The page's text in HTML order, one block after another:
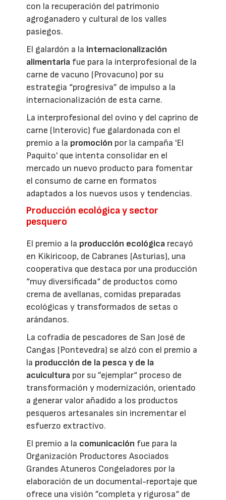
con la recuperación del patrimonio
agroganadero y cultural de los valles
pasiegos.
El galardón a la internacionalización
alimentaria fue para la interprofesional de la
carne de vacuno (Provacuno) por su
estrategia “progresiva” de impulso a la
internacionalización de esta carne.
La interprofesional del ovino y del caprino de
carne (Interovic) fue galardonada con el
premio a la promoción por la campaña 'El
Paquito' que intenta consolidar en el
mercado un nuevo producto para fomentar
el consumo de carne en formatos
adaptados a los nuevos usos y tendencias.
Producción ecológica y sector
pesquero
El premio a la producción ecológica recayó
en Kikiricoop, de Cabranes (Asturias), una
cooperativa que destaca por una producción
“muy diversificada“ de productos como
crema de avellanas, comidas preparadas
ecológicas y transformados de setas o
arándanos.
La cofradía de pescadores de San José de
Cangas (Pontevedra) se alzó con el premio a
la producción de la pesca y de la
acuicultura por su ”ejemplar“ proceso de
transformación y modernización, orientado
a generar valor añadido a los productos
pesqueros artesanales sin incrementar el
esfuerzo extractivo.
El premio a la comunicación fue para la
Organización Productores Asociados
Grandes Atuneros Congeladores por la
elaboración de un documental-reportaje que
ofrece una visión ”completa y rigurosa“ de